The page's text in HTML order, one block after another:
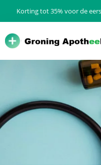
Korting tot 35% voor de